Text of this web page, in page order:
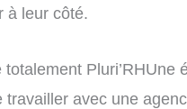
à leur côté.
Pluri’RHUne
travailler avec une